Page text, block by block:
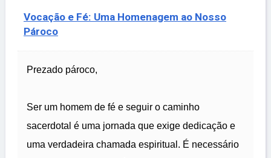
Vocação e Fé: Uma Homenagem ao Nosso
Pároco
Prezado pároco,
Ser um homem de fé e seguir o caminho
sacerdotal é uma jornada que exige dedicação e
uma verdadeira chamada espiritual. É necessário